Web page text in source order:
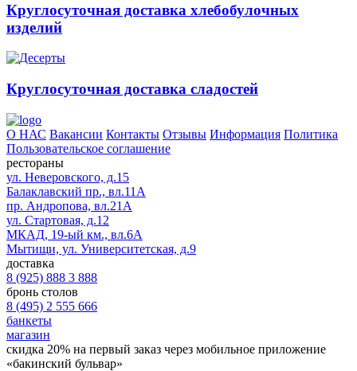
Круглосуточная доставка хлебобулочных
изделий
Круглосуточная доставка сладостей
О НАС Вакансии Контакты Отзывы Информация Политика
Пользовательское соглашение
рестораны
ул. Неверовского, д.15
Балаклавский пр., вл.11А
пр. Андропова, вл.21А
ул. Стартовая, д.12
МКАД, 19-ый км., вл.6А
Мытищи, ул. Университетская, д.9
доставка
8 (925) 888 3 888
бронь столов
8 (495) 2 555 666
банкеты
магазин
скидка 20% на первый заказ через мобильное приложение
«бакинский бульвар»